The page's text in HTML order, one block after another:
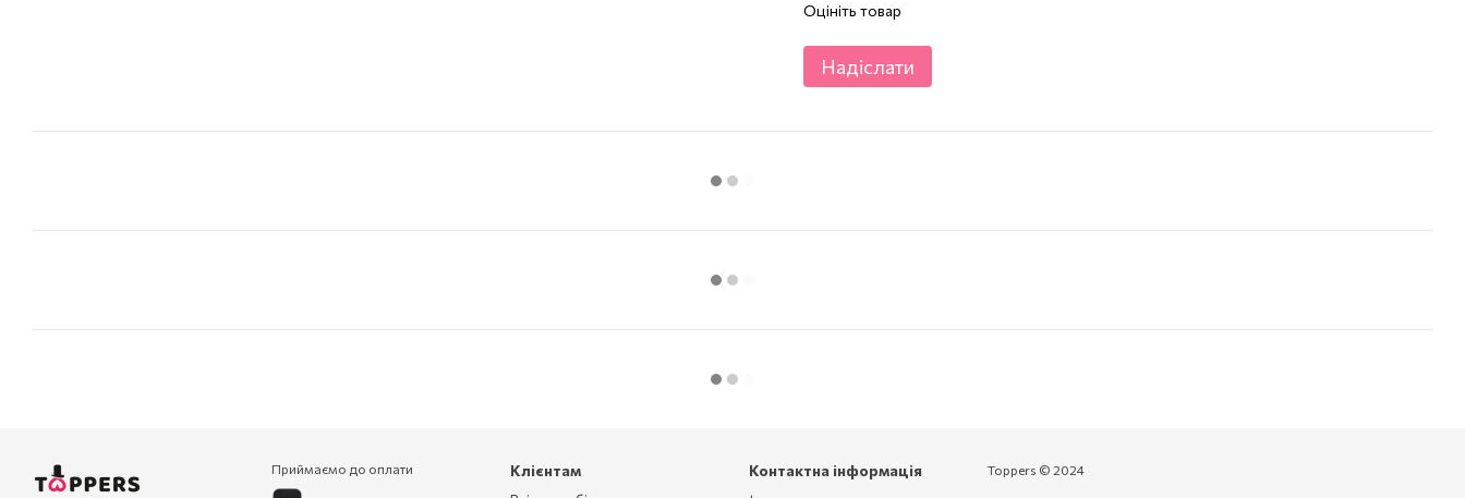
Оцініть товар
Надіслати
Приймаємо до оплати Клієнтам Контактна інформація Toppers © 2024